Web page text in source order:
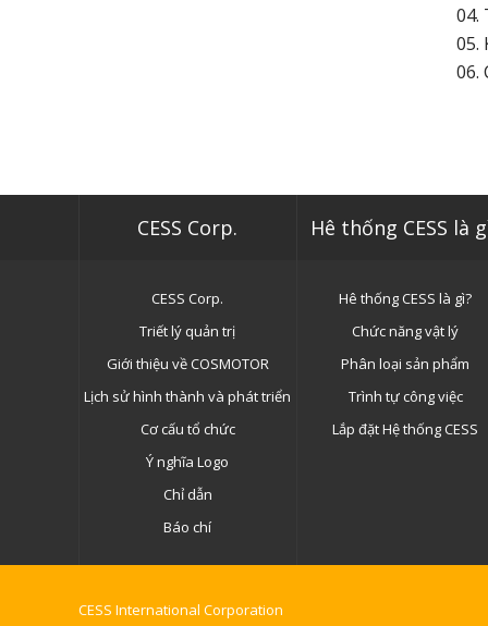
04.
05.
06.
CESS Corp. Hê thống CESS là
CESS Corp.
Triết lý quản trị
Giới thiệu về COSMOTOR
Lịch sử hình thành và phát triển
Cơ cấu tổ chức
Ý nghĩa Logo
Chỉ dẫn
Báo chí
Hê thống CESS là gì?
Chức năng vật lý
Phân loại sản phẩm
Trình tự công việc
Lắp đặt Hệ thống CESS
CESS International Corporation